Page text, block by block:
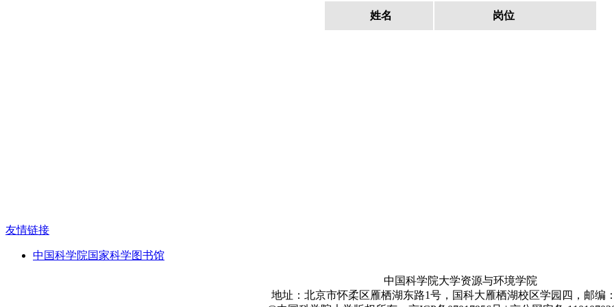
姓名 岗位
友情链接
中国科学院国家科学图书馆
中国科学院大学资源与环境学院
地址：北京市怀柔区雁栖湖东路1号，国科大雁栖湖校区学园四，邮编